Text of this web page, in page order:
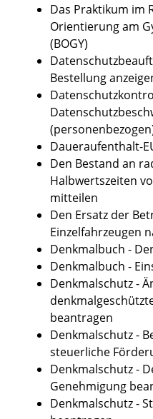
Das Praktikum im
Orientierung am
(BOGY)
Bestellung
Daueraufenthalt-
Den Bestand an
Halbwertszeiten
mitteilen
Den Ersatz der
Einzelfahrzeugen
Denkmalbuch -
Denkmalbuch -
Denkmalschutz -
beantragen
Denkmalschutz -
steuerliche
Denkmalschutz -
Genehmigung
Denkmalschutz -